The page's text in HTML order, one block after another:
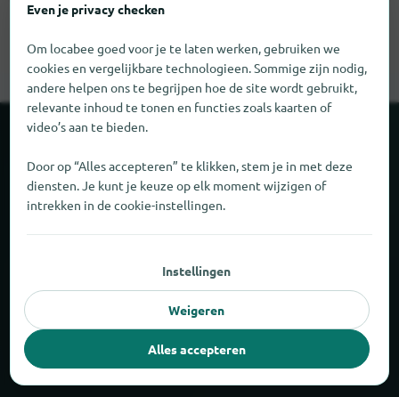
stellen als u ons dat laat weten.
Feiten en cijfers
Partner
Afdruk
Privacy
Even je privacy checken
Om locabee goed voor je te laten werken, gebruiken we
cookies en vergelijkbare technologieen. Sommige zijn nodig,
andere helpen ons te begrijpen hoe de site wordt gebruikt,
relevante inhoud te tonen en functies zoals kaarten of
video’s aan te bieden.
Door op “Alles accepteren” te klikken, stem je in met deze
diensten. Je kunt je keuze op elk moment wijzigen of
intrekken in de cookie-instellingen.
Instellingen
Weigeren
Alles accepteren